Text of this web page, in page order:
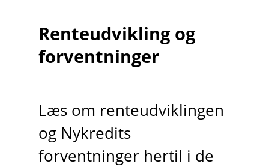
Renteudvikling og
forventninger
Læs om renteudviklingen
og Nykredits
forventninger hertil i de